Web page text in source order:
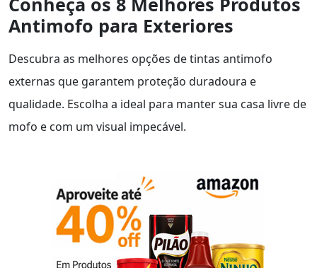
Antimofo para Exteriores
Descubra as melhores opções de tintas antimofo
externas que garantem proteção duradoura e
qualidade. Escolha a ideal para manter sua casa livre de
mofo e com um visual impecável.